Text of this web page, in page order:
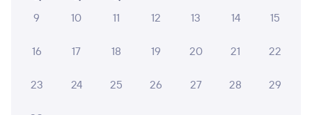
Выберите дату
7 ч 33 м в пути
9 10 11 12 13 14 15
16 17 18 19 20 21 22
23 24 25 26 27 28 29